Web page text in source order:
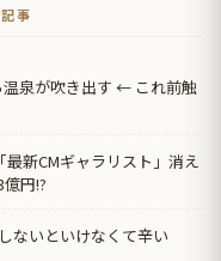
事
温泉が吹き出す ← これ前触
新CMギャラリスト」消え
円!?
ないといけなくて辛い